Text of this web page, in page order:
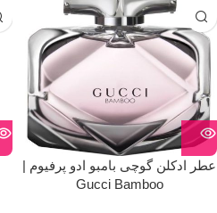
عطر ادکلن گوچی بامبو ادو پرفیوم |
Gucci Bamboo